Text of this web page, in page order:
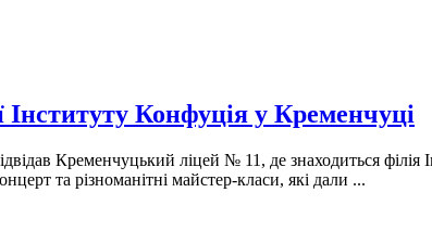
Інституту Конфуція у Кременчуці
Кременчуцький ліцей № 11, де знаходиться
та різноманітні майстер-класи, які дали ...